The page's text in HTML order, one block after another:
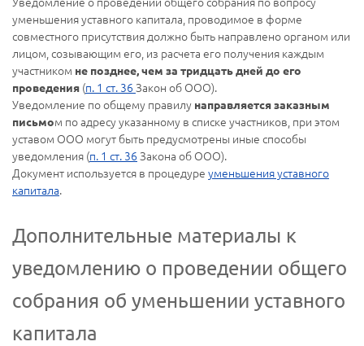
уменьшения уставного капитала, проводимое в форме
совместного присутствия должно быть направлено органом или
лицом, созывающим его, из расчета его получения каждым
участником не позднее, чем за тридцать дней до его
проведения (п. 1 ст. 36 Закон об ООО).
Уведомление по общему правилу направляется заказным
письмом по адресу указанному в списке участников, при этом
уставом ООО могут быть предусмотрены иные способы
уведомления (п. 1 ст. 36 Закона об ООО).
Документ используется в процедуре уменьшения уставного
капитала.
Дополнительные материалы к
уведомлению о проведении общего
собрания об уменьшении уставного
капитала